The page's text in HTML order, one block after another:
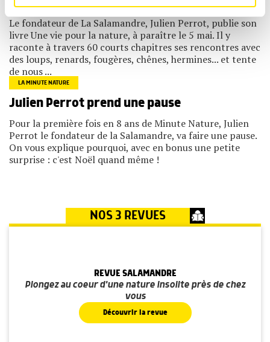
médias sociaux et d'analyser notre trafic. Nous
notre site avec nos partenaires de médias sociaux, de
publicité et d'analyse, qui peuvent combiner celles-ci
avec d'autres informations que vous leur avez fournies
ou qu'ils ont collectées lors de votre utilisation de leurs
services.
rencontre avec un animal, une plante…»
Le fondateur de La Salamandre, Julien Perrot, publie son
livre Une vie pour la nature, à paraître le 5 mai. Il y
raconte à travers 60 courts chapitres ses rencontres avec
des loups, renards, fougères, chênes, hermines... et tente
de nous ...
LA MINUTE NATURE
Julien Perrot prend une pause
Pour la première fois en 8 ans de Minute Nature, Julien
Perrot le fondateur de la Salamandre, va faire une pause.
On vous explique pourquoi, avec en bonus une petite
surprise : c'est Noël quand même !
NOS 3 REVUES
REVUE SALAMANDRE
Plongez au coeur d'une nature insolite près de chez
vous
Découvrir la revue